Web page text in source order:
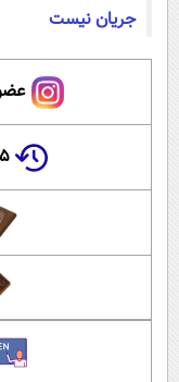
جریان نیست
۱۵ سال